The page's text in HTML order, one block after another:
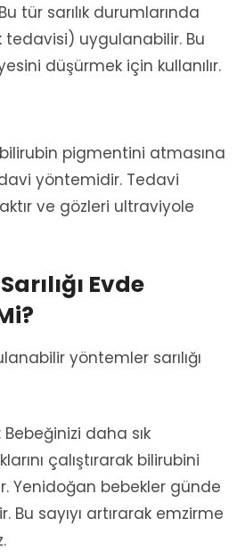
tür sarılık durumlarında
tedavisi) uygulanabilir. Bu
düşürmek için kullanılır.
pigmentini atmasına
yöntemidir. Tedavi
ve gözleri ultraviyole
Evde
yöntemler sarılığı
: Bebeğinizi daha sık
çalıştırarak bilirubini
Yenidoğan bebekler günde
Bu sayıyı artırarak emzirme